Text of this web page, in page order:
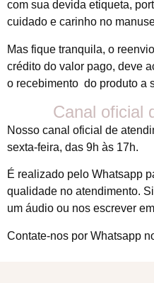
com sua devida etiqueta,
cuidado e carinho no
Mas fique tranquila, o
crédito do valor pago, deve
o recebimento do produto a
Canal oficial
Nosso canal oficial de
sexta-feira, das 9h às 17h.
É realizado pelo Whatsapp
qualidade no atendimento.
um áudio ou nos escrever
Contate-nos por Whatsapp